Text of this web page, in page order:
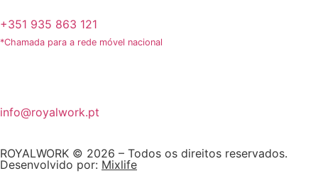
+351 935 863 121
*Chamada para a rede móvel nacional
info@royalwork.pt
ROYALWORK © 2026 – Todos os direitos reservados.
Desenvolvido por: Mixlife